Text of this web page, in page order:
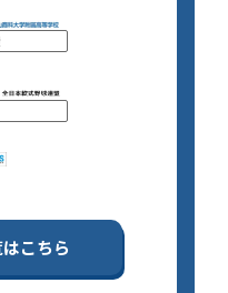
こちら